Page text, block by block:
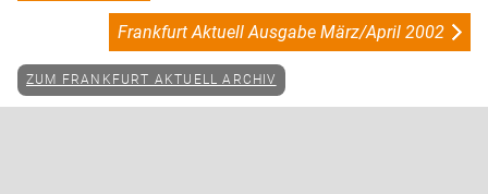
Frankfurt Aktuell Ausgabe März/April 2002
ZUM FRANKFURT AKTUELL ARCHIV